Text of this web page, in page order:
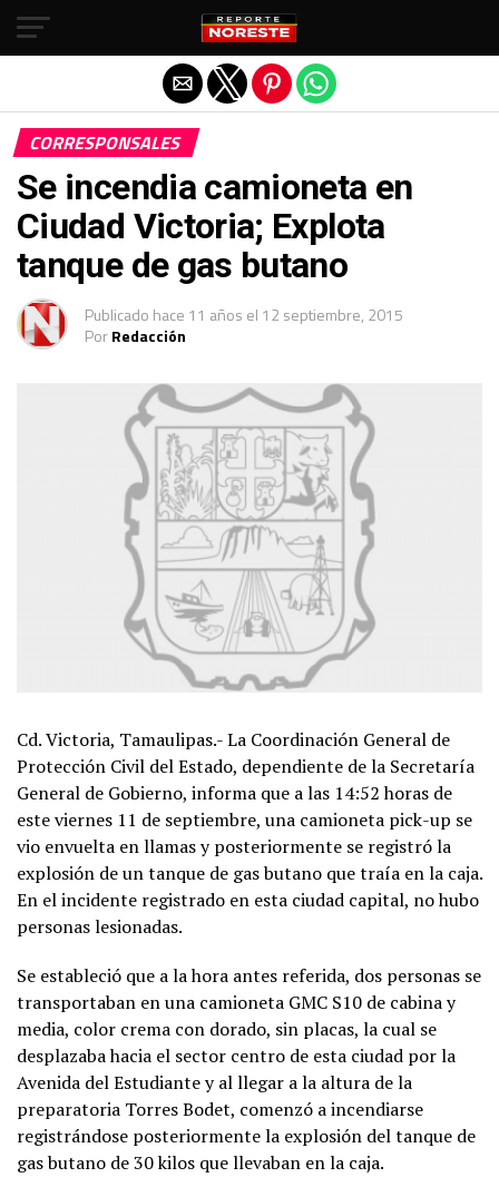
CORRESPONSALES
Se incendia camioneta en
Ciudad Victoria; Explota
tanque de gas butano
Publicado hace 11 años el 12 septiembre, 2015
PorRedacción
Cd. Victoria, Tamaulipas.- La Coordinación General de
Protección Civil del Estado, dependiente de la Secretaría
General de Gobierno, informa que a las 14:52 horas de
este viernes 11 de septiembre, una camioneta pick-up se
vio envuelta en llamas y posteriormente se registró la
explosión de un tanque de gas butano que traía en la caja.
En el incidente registrado en esta ciudad capital, no hubo
personas lesionadas.
Se estableció que a la hora antes referida, dos personas se
transportaban en una camioneta GMC S10 de cabina y
media, color crema con dorado, sin placas, la cual se
desplazaba hacia el sector centro de esta ciudad por la
Avenida del Estudiante y al llegar a la altura de la
preparatoria Torres Bodet, comenzó a incendiarse
registrándose posteriormente la explosión del tanque de
gas butano de 30 kilos que llevaban en la caja.
Salir de la versión móvil